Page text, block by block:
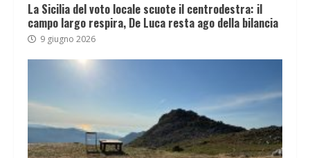
La Sicilia del voto locale scuote il centrodestra: il
campo largo respira, De Luca resta ago della bilancia
9 giugno 2026